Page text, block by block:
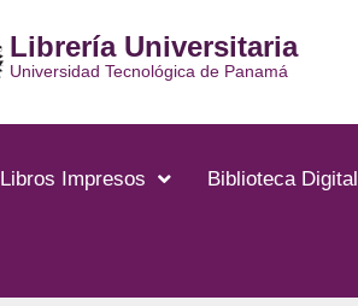
Librería Universitaria
Universidad Tecnológica de Panamá
Libros Impresos Biblioteca Digital